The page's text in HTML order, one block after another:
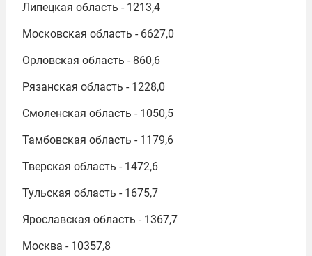
Липецкая область - 1213,4
Московская область - 6627,0
Орловская область - 860,6
Рязанская область - 1228,0
Смоленская область - 1050,5
Тамбовская область - 1179,6
Тверская область - 1472,6
Тульская область - 1675,7
Ярославская область - 1367,7
Москва - 10357,8